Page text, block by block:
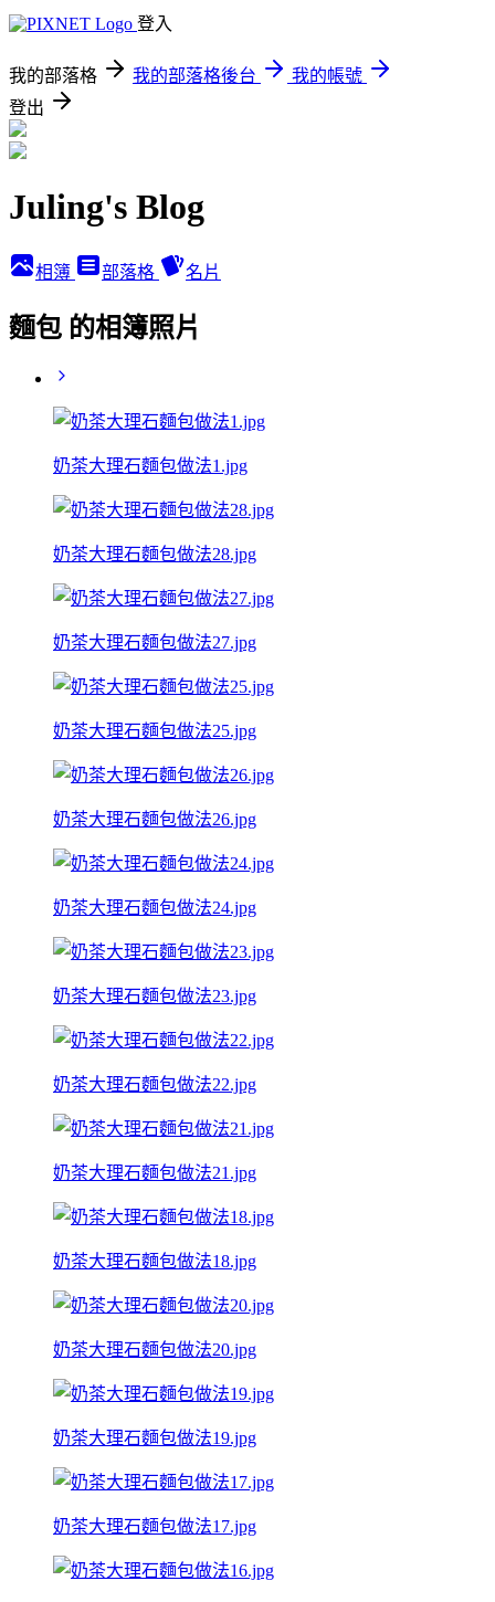
登入
我的部落格 我的部落格後台
我的帳號
登出
Juling's Blog
相簿 部落格 名片
麵包 的相簿照片
奶茶大理石麵包做法1.jpg
奶茶大理石麵包做法28.jpg
奶茶大理石麵包做法27.jpg
奶茶大理石麵包做法25.jpg
奶茶大理石麵包做法26.jpg
奶茶大理石麵包做法24.jpg
奶茶大理石麵包做法23.jpg
奶茶大理石麵包做法22.jpg
奶茶大理石麵包做法21.jpg
奶茶大理石麵包做法18.jpg
奶茶大理石麵包做法20.jpg
奶茶大理石麵包做法19.jpg
奶茶大理石麵包做法17.jpg